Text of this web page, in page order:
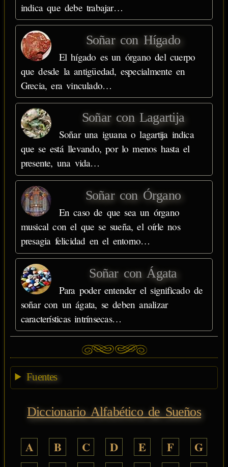
indica que debe trabajar…
Soñar con Hígado
El hígado es un órgano del cuerpo
que desde la antigüedad, especialmente en
Grecia, era vinculado…
Soñar con Lagartija
Soñar una iguana o lagartija indica
que se está llevando, por lo menos hasta el
presente, una vida…
Soñar con Órgano
En caso de que sea un órgano
musical con el que se sueña, el oírle nos
presagia felicidad en el entorno…
Soñar con Ágata
Para poder entender el significado de
soñar con un ágata, se deben analizar
características intrínsecas…
Fuentes
Diccionario Alfabético de Sueños
A B C D E F
G